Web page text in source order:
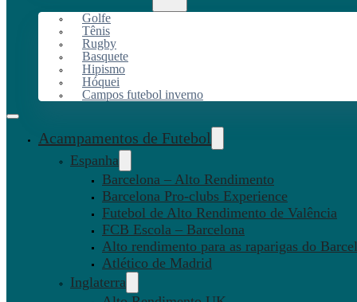
Golfe
Tênis
Rugby
Basquete
Hipismo
Hóquei
Campos futebol inverno
Acampamentos de Futebol
Espanha
Barcelona – Alto Rendimento
Barcelona Pro-clubs Experience
Futebol de Alto Rendimento de Valência
FCB Escola – Barcelona
Alto rendimento para as raparigas do
Atlético de Madrid
Inglaterra